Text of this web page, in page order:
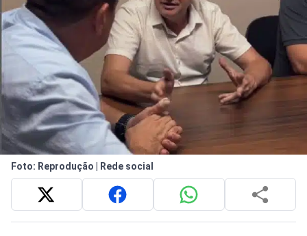
Foto: Reprodução | Rede social